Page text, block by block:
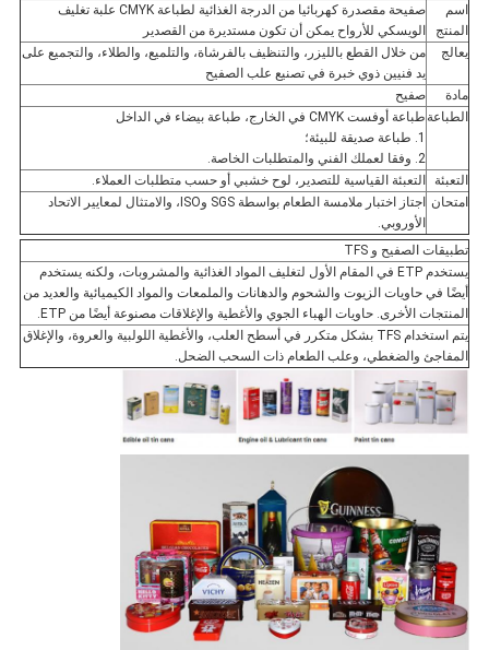
اسم
المنتج
صفيحة مقصدرة كهربائيا من الدرجة الغذائية لطباعة CMYK علبة تغليف
الويسكي للأرواح يمكن أن تكون مستديرة من القصدير
يعالج
من خلال القطع بالليزر، والتنظيف بالفرشاة، والتلميع، والطلاء، والتجميع على
يد فنيين ذوي خبرة في تصنيع علب الصفيح
مادة
صفيح
الطباعة طباعة أوفست CMYK في الخارج، طباعة بيضاء في الداخل
1. طباعة صديقة للبيئة؛
2. وفقا لعملك الفني والمتطلبات الخاصة.
التعبئة
التعبئة القياسية للتصدير، لوح خشبي أو حسب متطلبات العملاء.
امتحان
اجتاز اختبار ملامسة الطعام بواسطة SGS وISO، والامتثال لمعايير الاتحاد
الأوروبي.
تطبيقات الصفيح و TFS
يستخدم ETP في المقام الأول لتغليف المواد الغذائية والمشروبات، ولكنه يستخدم
أيضًا في حاويات الزيوت والشحوم والدهانات والملمعات والمواد الكيميائية والعديد من
المنتجات الأخرى. حاويات الهباء الجوي والأغطية والإغلاقات مصنوعة أيضًا من ETP.
يتم استخدام TFS بشكل متكرر في أسطح العلب، والأغطية اللولبية والعروة، والإغلاق
المفاجئ والضغطي، وعلب الطعام ذات السحب الضحل.